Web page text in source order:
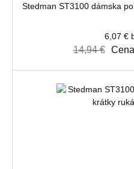
Stedman ST3100 dámska
6,07 €
14,94 €